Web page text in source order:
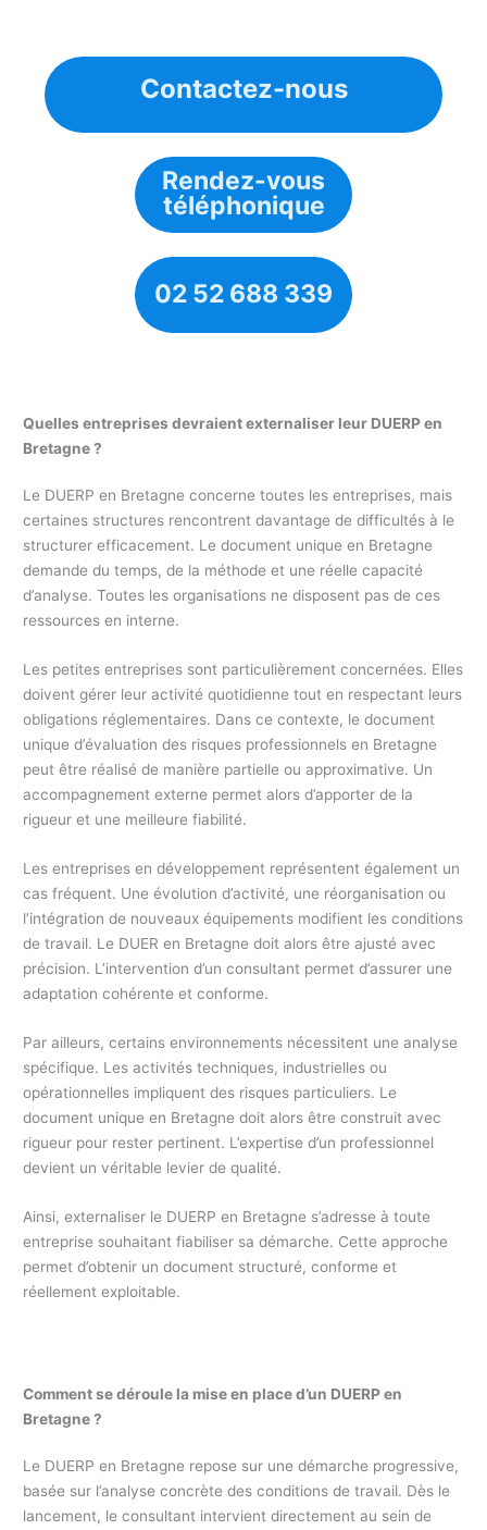
Contactez-nous
Rendez-vous
téléphonique
02 52 688 339
Quelles entreprises devraient externaliser leur DUERP en
Bretagne ?
Le DUERP en Bretagne concerne toutes les entreprises, mais
certaines structures rencontrent davantage de difficultés à le
structurer efficacement. Le document unique en Bretagne
demande du temps, de la méthode et une réelle capacité
d’analyse. Toutes les organisations ne disposent pas de ces
ressources en interne.
Les petites entreprises sont particulièrement concernées. Elles
doivent gérer leur activité quotidienne tout en respectant leurs
obligations réglementaires. Dans ce contexte, le document
unique d’évaluation des risques professionnels en Bretagne
peut être réalisé de manière partielle ou approximative. Un
accompagnement externe permet alors d’apporter de la
rigueur et une meilleure fiabilité.
Les entreprises en développement représentent également un
cas fréquent. Une évolution d’activité, une réorganisation ou
l’intégration de nouveaux équipements modifient les conditions
de travail. Le DUER en Bretagne doit alors être ajusté avec
précision. L’intervention d’un consultant permet d’assurer une
adaptation cohérente et conforme.
Par ailleurs, certains environnements nécessitent une analyse
spécifique. Les activités techniques, industrielles ou
opérationnelles impliquent des risques particuliers. Le
document unique en Bretagne doit alors être construit avec
rigueur pour rester pertinent. L’expertise d’un professionnel
devient un véritable levier de qualité.
Ainsi, externaliser le DUERP en Bretagne s’adresse à toute
entreprise souhaitant fiabiliser sa démarche. Cette approche
permet d’obtenir un document structuré, conforme et
réellement exploitable.
Comment se déroule la mise en place d’un DUERP en
Bretagne ?
Le DUERP en Bretagne repose sur une démarche progressive,
basée sur l’analyse concrète des conditions de travail. Dès le
lancement, le consultant intervient directement au sein de